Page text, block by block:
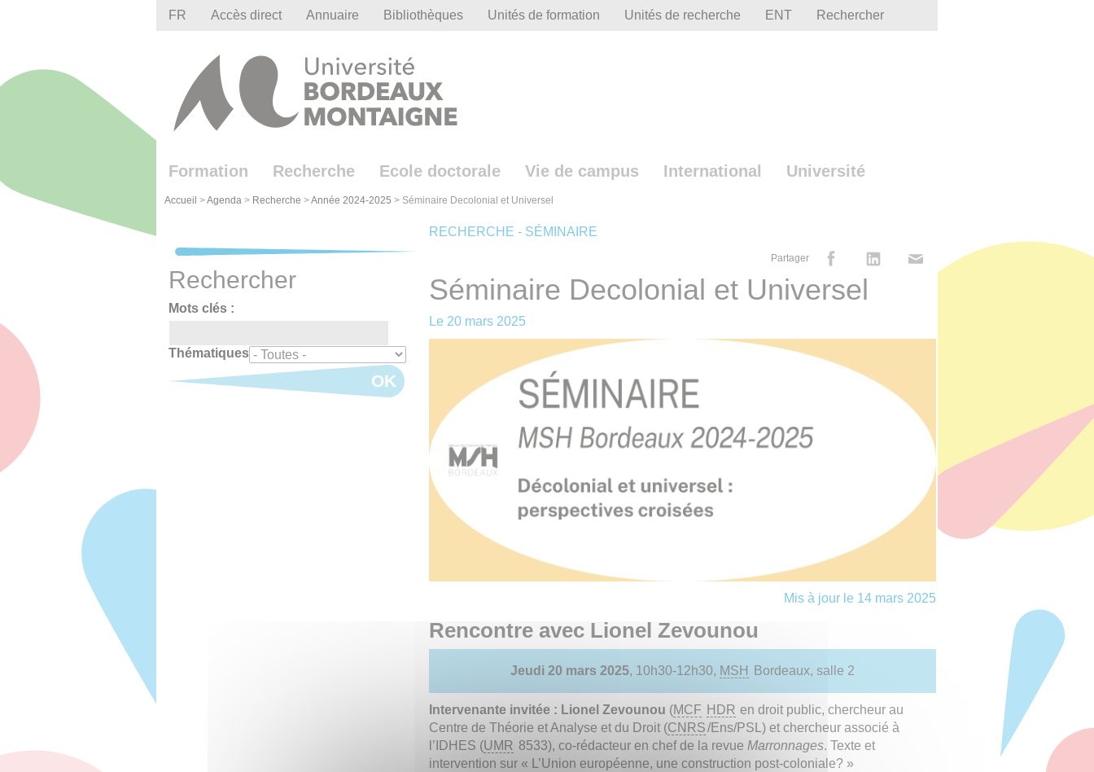
FR Accès direct Annuaire Bibliothèques Unités de formation Unités de recherche ENT Rechercher
Formation Recherche Ecole doctorale Vie de campus International Université
Accueil >Agenda > Recherche >Année 2024-2025 > Séminaire Decolonial et Universel
RECHERCHE - SÉMINAIRE
Partager
Séminaire Decolonial et Universel
Le 20 mars 2025
Mis à jour le 14 mars 2025
Rencontre avec Lionel Zevounou
Jeudi 20 mars 2025, 10h30-12h30, MSH Bordeaux, salle 2
Intervenante invitée : Lionel Zevounou (MCF HDR en droit public, chercheur au
Centre de Théorie et Analyse et du Droit (CNRS/Ens/PSL) et chercheur associé à
l’IDHES (UMR 8533), co-rédacteur en chef de la revue Marronnages. Texte et
intervention sur « L’Union européenne, une construction post-coloniale? »
Rechercher
Mots clés :
Thématiques
OK